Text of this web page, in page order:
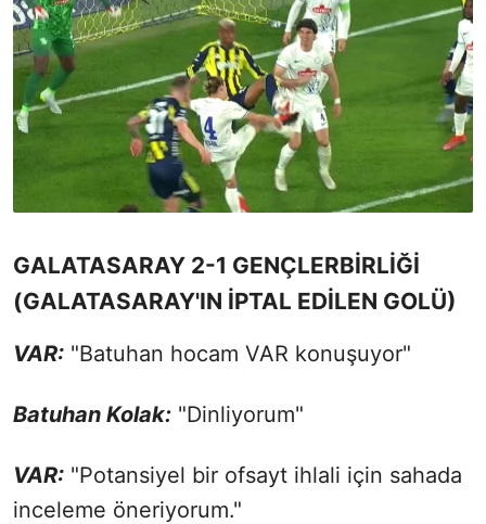
GALATASARAY 2-1 GENÇLERBİRLİĞİ
(GALATASARAY'IN İPTAL EDİLEN GOLÜ)
VAR: "Batuhan hocam VAR konuşuyor"
Batuhan Kolak: "Dinliyorum"
VAR: "Potansiyel bir ofsayt ihlali için sahada
inceleme öneriyorum."